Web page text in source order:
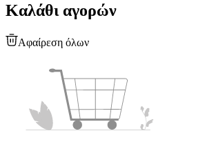
Καλάθι αγορών
Αφαίρεση όλων